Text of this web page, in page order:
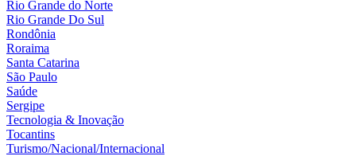
Rio Grande do Norte
Rio Grande Do Sul
Rondônia
Roraima
Santa Catarina
São Paulo
Saúde
Sergipe
Tecnologia & Inovação
Tocantins
Turismo/Nacional/Internacional